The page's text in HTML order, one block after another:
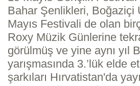
Bahar Şenlikleri, Boğaziçi
Mayıs Festivali de olan
Roxy Müzik Günlerine
görülmüş ve yine aynı yıl
yarışmasında 3.’lük elde
şarkıları Hırvatistan'da